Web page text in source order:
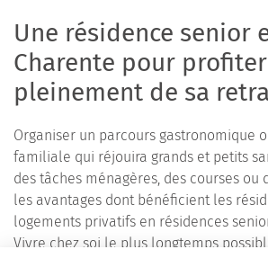
Une résidence senior
Charente pour profiter
pleinement de sa
Organiser un parcours gastronomique
familiale qui réjouira grands et petits
des tâches ménagères, des courses ou
les avantages dont bénéficient les
logements privatifs en résidences
Vivre chez soi le plus longtemps